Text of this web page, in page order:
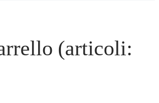
(articoli: